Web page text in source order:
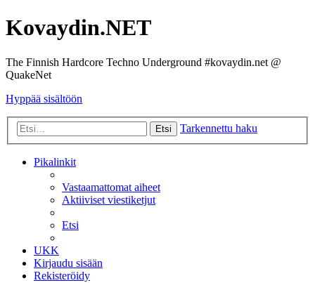
Kovaydin.NET
The Finnish Hardcore Techno Underground #kovaydin.net @
QuakeNet
Hyppää sisältöön
Etsi Tarkennettu haku
Pikalinkit
Vastaamattomat aiheet
Aktiiviset viestiketjut
Etsi
UKK
Kirjaudu sisään
Rekisteröidy